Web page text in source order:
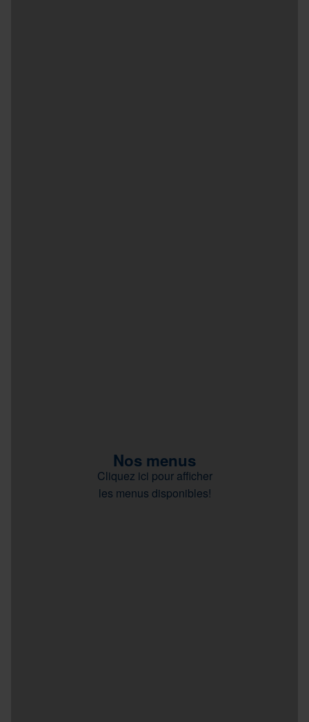
Nos menus
Cliquez ici pour afficher
les menus disponibles!